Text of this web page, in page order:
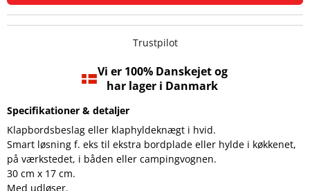
Trustpilot
Vi er 100% Danskejet og
har lager i Danmark
Specifikationer & detaljer
Klapbordsbeslag eller klaphyldeknægt i hvid.
Smart løsning f. eks til ekstra bordplade eller hylde i køkkenet,
på værkstedet, i båden eller campingvognen.
30 cm x 17 cm.
Med udløser.